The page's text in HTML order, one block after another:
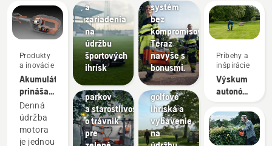
Produkty
a inovácie
Akumulátor
prináša
menej
údržby a
plynulejší
pracovný
Denná
údržba
motora
je jednou
a
zariadenia
na
údržbu
športových
ihrísk
Správa
mesta
Zariadenie
na
úpravu
parkov
a starostlivosť
o trávnik
pre
systém
bez
kompromisov.
Teraz
navyše s
bonusmi.
Golfové
ihriská
Kosačky
na
golfové
ihriská a
vybavenie
na
Príbehy a
inšpirácie
Výskum
autonómneho